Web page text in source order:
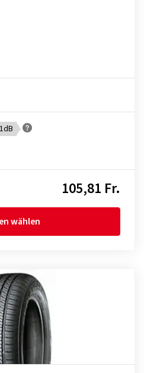
105,81 Fr.
wählen